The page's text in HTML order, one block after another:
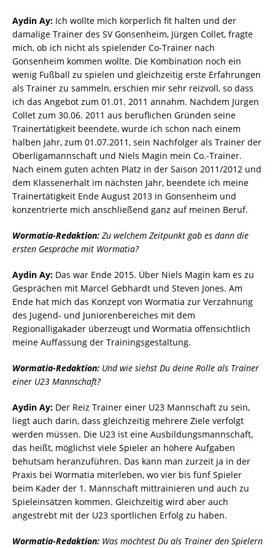
Aydin Ay: Ich wollte mich körperlich fit halten und der
damalige Trainer des SV Gonsenheim, Jürgen Collet, fragte
mich, ob ich nicht als spielender Co-Trainer nach
Gonsenheim kommen wollte. Die Kombination noch ein
wenig Fußball zu spielen und gleichzeitig erste Erfahrungen
als Trainer zu sammeln, erschien mir sehr reizvoll, so dass
ich das Angebot zum 01.01. 2011 annahm. Nachdem Jürgen
Collet zum 30.06. 2011 aus beruflichen Gründen seine
Trainertätigkeit beendete, wurde ich schon nach einem
halben Jahr, zum 01.07.2011, sein Nachfolger als Trainer der
Oberligamannschaft und Niels Magin mein Co.-Trainer.
Nach einem guten achten Platz in der Saison 2011/2012 und
dem Klassenerhalt im nächsten Jahr, beendete ich meine
Trainertätigkeit Ende August 2013 in Gonsenheim und
konzentrierte mich anschließend ganz auf meinen Beruf.
Wormatia-Redaktion: Zu welchem Zeitpunkt gab es dann die
ersten Gespräche mit Wormatia?
Aydin Ay: Das war Ende 2015. Über Niels Magin kam es zu
Gesprächen mit Marcel Gebhardt und Steven Jones. Am
Ende hat mich das Konzept von Wormatia zur Verzahnung
des Jugend- und Juniorenbereiches mit dem
Regionalligakader überzeugt und Wormatia offensichtlich
meine Auffassung der Trainingsgestaltung.
Wormatia-Redaktion: Und wie siehst Du deine Rolle als Trainer
einer U23 Mannschaft?
Aydin Ay: Der Reiz Trainer einer U23 Mannschaft zu sein,
liegt auch darin, dass gleichzeitig mehrere Ziele verfolgt
werden müssen. Die U23 ist eine Ausbildungsmannschaft,
das heißt, möglichst viele Spieler an höhere Aufgaben
behutsam heranzuführen. Das kann man zurzeit ja in der
Praxis bei Wormatia miterleben, wo vier bis fünf Spieler
beim Kader der 1. Mannschaft mittrainieren und auch zu
Spieleinsätzen kommen. Gleichzeitig wird aber auch
angestrebt mit der U23 sportlichen Erfolg zu haben.
Wormatia-Redaktion: Was möchtest Du als Trainer den Spielern